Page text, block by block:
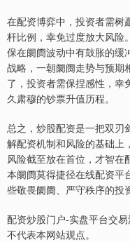
在配资博弈中，投资者需树
杆比例，幸免过度放大风险
保在阛阓波动中有鼓胀的缓
战略，一朝阛阓走势与预期
了，投资者需保捏感性，幸
久肃穆的钞票升值历程。
总之，炒股配资是一把双刃
解配资机制和风险的基础上
风险截至放在首位，才智在
本阛阓莫得捷径在线配资平
些敬畏阛阓、严守秩序的投
配资炒股门户-实盘平台交
不代表本网站观点。